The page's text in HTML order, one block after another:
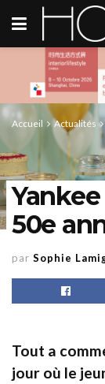
Accueil Actualités
50e
par Sophie
Tout a
jour où le